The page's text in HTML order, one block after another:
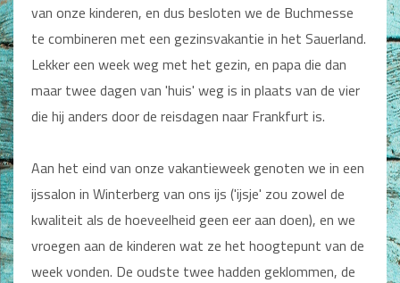
Bijbel en Wetenschap
Alphacursus
Vervolgde kerk
Evangelisatie en Zending
Kerk en Israël
Gemeenteleven en Leiderschap
Pastoraat
van onze kinderen, en dus besloten we de Buchmesse
te combineren met een gezinsvakantie in het Sauerland.
Lekker een week weg met het gezin, en papa die dan
maar twee dagen van 'huis' weg is in plaats van de vier
die hij anders door de reisdagen naar Frankfurt is.
Aan het eind van onze vakantieweek genoten we in een
ijssalon in Winterberg van ons ijs ('ijsje' zou zowel de
kwaliteit als de hoeveelheid geen eer aan doen), en we
vroegen aan de kinderen wat ze het hoogtepunt van de
week vonden. De oudste twee hadden geklommen, de